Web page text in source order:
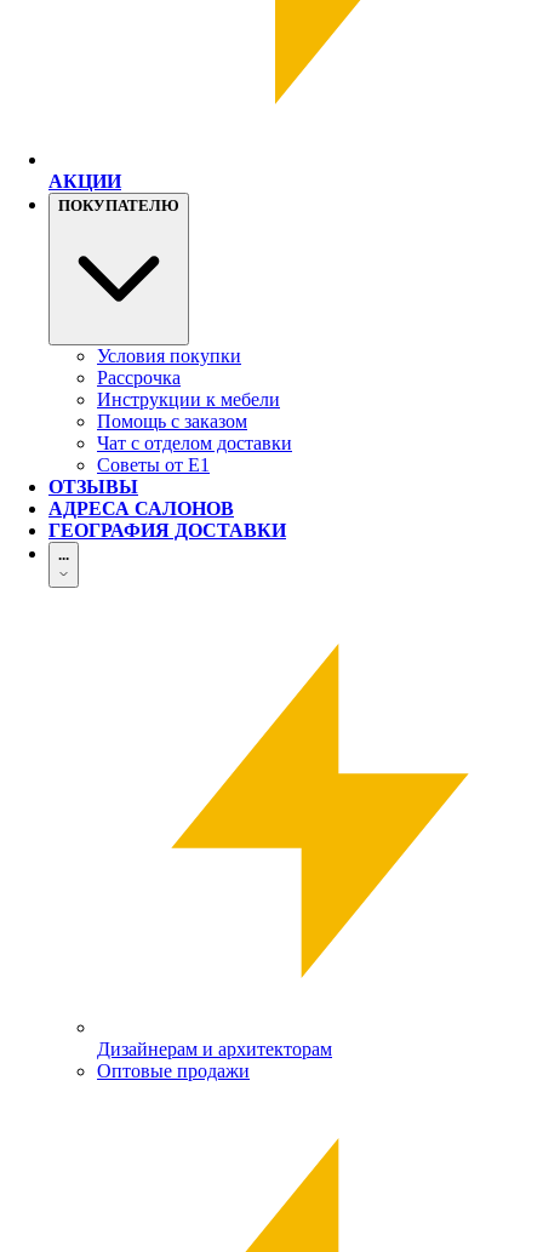
АКЦИИ
ПОКУПАТЕЛЮ
Условия покупки
Рассрочка
Инструкции к мебели
Помощь с заказом
Чат с отделом доставки
Советы от Е1
ОТЗЫВЫ
АДРЕСА САЛОНОВ
ГЕОГРАФИЯ ДОСТАВКИ
...
Дизайнерам и архитекторам
Оптовые продажи